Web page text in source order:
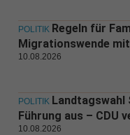
POLITIK Regeln für
Migrationswende
10.08.2026
POLITIK Landtagswahl
Führung aus – CDU
10.08.2026